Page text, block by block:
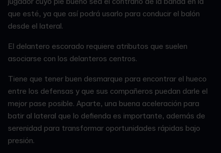
que esté, ya que así podrá usarlo para conducir el balón
desde el lateral.
El delantero escorado requiere atributos que suelen
asociarse con los delanteros centros.
Tiene que tener buen desmarque para encontrar el hueco
entre los defensas y que sus compañeros puedan darle el
mejor pase posible. Aparte, una buena aceleración para
batir al lateral que lo defienda es importante, además de
serenidad para transformar oportunidades rápidas bajo
presión.